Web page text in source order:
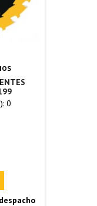
0